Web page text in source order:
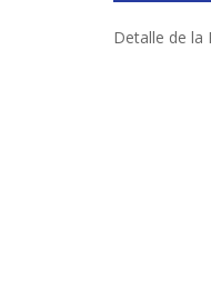
Detalle de la